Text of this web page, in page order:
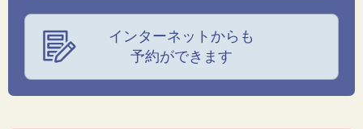
インターネットからも
予約ができます